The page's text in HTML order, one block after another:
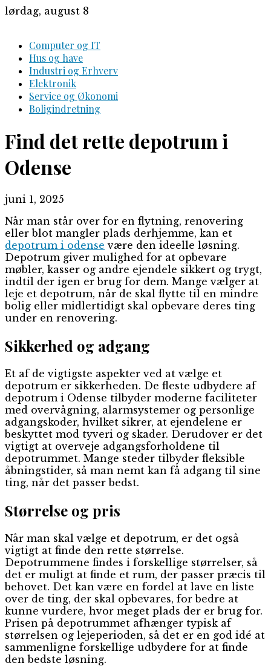
Skip
lørdag, august 8
Computer og IT
Hus og have
Industri og Erhverv
Elektronik
Service og Økonomi
Boligindretning
Find det rette depotrum i
Odense
juni 1, 2025
Når man står over for en flytning, renovering
eller blot mangler plads derhjemme, kan et
depotrum i odense være den ideelle løsning.
Depotrum giver mulighed for at opbevare
møbler, kasser og andre ejendele sikkert og trygt,
indtil der igen er brug for dem. Mange vælger at
leje et depotrum, når de skal flytte til en mindre
bolig eller midlertidigt skal opbevare deres ting
under en renovering.
Sikkerhed og adgang
Et af de vigtigste aspekter ved at vælge et
depotrum er sikkerheden. De fleste udbydere af
depotrum i Odense tilbyder moderne faciliteter
med overvågning, alarmsystemer og personlige
adgangskoder, hvilket sikrer, at ejendelene er
beskyttet mod tyveri og skader. Derudover er det
vigtigt at overveje adgangsforholdene til
depotrummet. Mange steder tilbyder fleksible
åbningstider, så man nemt kan få adgang til sine
ting, når det passer bedst.
Størrelse og pris
Når man skal vælge et depotrum, er det også
vigtigt at finde den rette størrelse.
Depotrummene findes i forskellige størrelser, så
det er muligt at finde et rum, der passer præcis til
behovet. Det kan være en fordel at lave en liste
over de ting, der skal opbevares, for bedre at
kunne vurdere, hvor meget plads der er brug for.
Prisen på depotrummet afhænger typisk af
størrelsen og lejeperioden, så det er en god idé at
sammenligne forskellige udbydere for at finde
den bedste løsning.